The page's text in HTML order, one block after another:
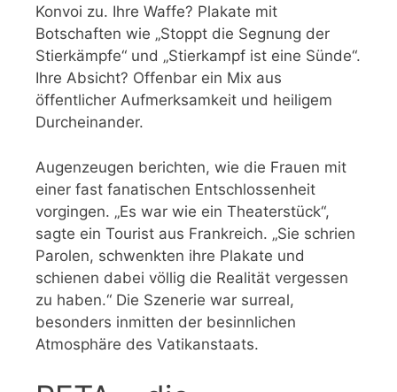
Konvoi zu. Ihre Waffe? Plakate mit
Botschaften wie „Stoppt die Segnung der
Stierkämpfe“ und „Stierkampf ist eine Sünde“.
Ihre Absicht? Offenbar ein Mix aus
öffentlicher Aufmerksamkeit und heiligem
Durcheinander.
Augenzeugen berichten, wie die Frauen mit
einer fast fanatischen Entschlossenheit
vorgingen. „Es war wie ein Theaterstück“,
sagte ein Tourist aus Frankreich. „Sie schrien
Parolen, schwenkten ihre Plakate und
schienen dabei völlig die Realität vergessen
zu haben.“ Die Szenerie war surreal,
besonders inmitten der besinnlichen
Atmosphäre des Vatikanstaats.